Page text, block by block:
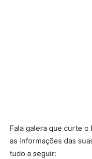
Fala galera que curte
as informações das
tudo a seguir: